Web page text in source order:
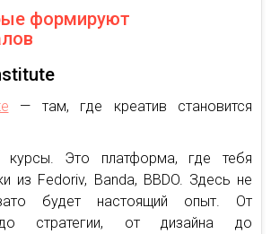
формируют
— там, где креатив становится
Это платформа, где тебя
из Fedoriv, Banda, BBDO. Здесь не
будет настоящий опыт. От
до стратегии, от дизайна до